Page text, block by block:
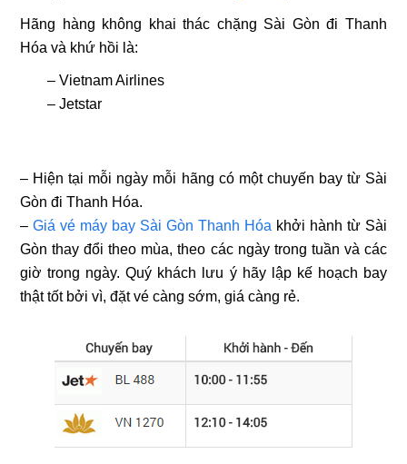
Hãng hàng không khai thác chặng Sài Gòn đi Thanh
Hóa và khứ hồi là:
–Vietnam Airlines
–Jetstar
– Hiện tại mỗi ngày mỗi hãng có một chuyến bay từ Sài
Gòn đi Thanh Hóa.
–Giá vé máy bay Sài Gòn Thanh Hóa khởi hành từ Sài
Gòn thay đổi theo mùa, theo các ngày trong tuần và các
giờ trong ngày. Quý khách lưu ý hãy lập kế hoạch bay
thật tốt bởi vì, đặt vé càng sớm, giá càng rẻ.